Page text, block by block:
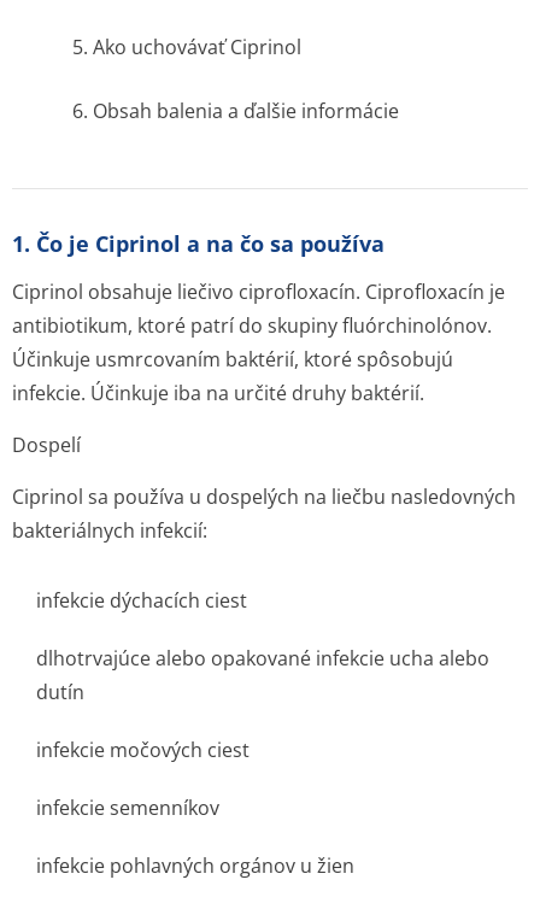
5. Ako uchovávať Ciprinol
6. Obsah balenia a ďalšie informácie
1. Čo je Ciprinol a na čo sa používa
Ciprinol obsahuje liečivo ciprofloxacín. Ciprofloxacín je
antibiotikum, ktoré patrí do skupiny fluórchinolónov.
Účinkuje usmrcovaním baktérií, ktoré spôsobujú
infekcie. Účinkuje iba na určité druhy baktérií.
Dospelí
Ciprinol sa používa u dospelých na liečbu nasledovných
bakteriálnych infekcií:
infekcie dýchacích ciest
dlhotrvajúce alebo opakované infekcie ucha alebo
dutín
infekcie močových ciest
infekcie semenníkov
infekcie pohlavných orgánov u žien